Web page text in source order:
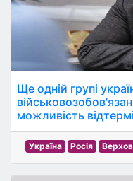
Ще одній групі
можливість
Україна Росія